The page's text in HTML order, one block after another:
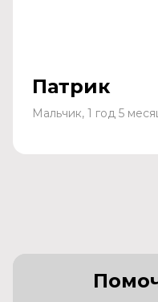
Патрик
Мальчик, 1 год 5